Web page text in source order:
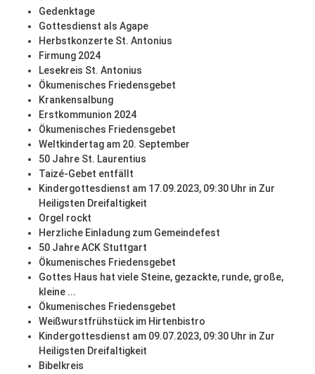
Gedenktage
Gottesdienst als Agape
Herbstkonzerte St. Antonius
Firmung 2024
Lesekreis St. Antonius
Ökumenisches Friedensgebet
Krankensalbung
Erstkommunion 2024
Ökumenisches Friedensgebet
Weltkindertag am 20. September
50 Jahre St. Laurentius
Taizé-Gebet entfällt
Kindergottesdienst am 17.09.2023, 09:30 Uhr in Zur
Heiligsten Dreifaltigkeit
Orgel rockt
Herzliche Einladung zum Gemeindefest
50 Jahre ACK Stuttgart
Ökumenisches Friedensgebet
Gottes Haus hat viele Steine, gezackte, runde, große,
kleine ...
Ökumenisches Friedensgebet
Weißwurstfrühstück im Hirtenbistro
Kindergottesdienst am 09.07.2023, 09:30 Uhr in Zur
Heiligsten Dreifaltigkeit
Bibelkreis